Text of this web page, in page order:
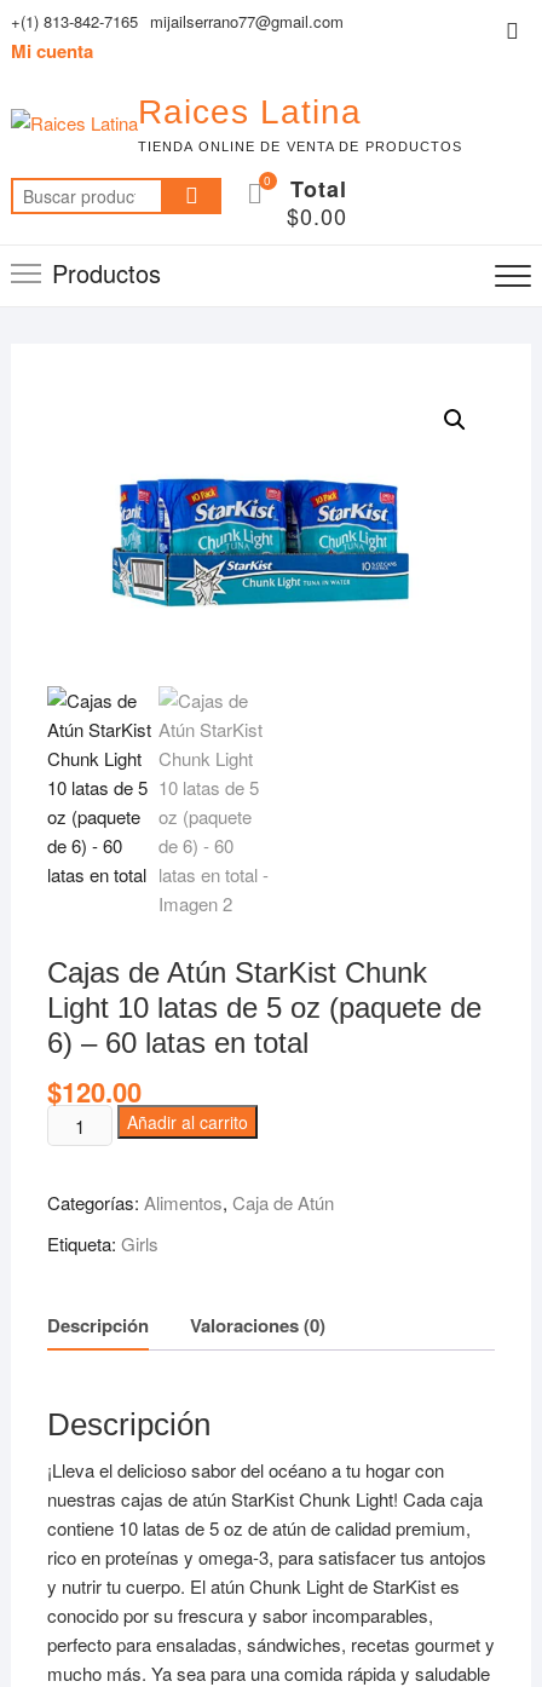
Saltar
+(1) 813-842-7165 mijailserrano77@gmail.com
Mi cuenta
Raices Latina
TIENDA ONLINE DE VENTA DE PRODUCTOS
Buscar
por:
0
Total
$0.00
Productos
Cajas de Atún StarKist Chunk
Light 10 latas de 5 oz (paquete de
6) – 60 latas en total
$120.00
Cajas
de
StarKist
Chunk
Light
latas
de
oz
(paquete
de
6)
-
60
latas
en
total
cantidad
Añadir al carrito
Categorías: Alimentos, Caja de Atún
Etiqueta: Girls
Descripción Valoraciones (0)
Descripción
¡Lleva el delicioso sabor del océano a tu hogar con
nuestras cajas de atún StarKist Chunk Light! Cada caja
contiene 10 latas de 5 oz de atún de calidad premium,
rico en proteínas y omega-3, para satisfacer tus antojos
y nutrir tu cuerpo. El atún Chunk Light de StarKist es
conocido por su frescura y sabor incomparables,
perfecto para ensaladas, sándwiches, recetas gourmet y
mucho más. Ya sea para una comida rápida y saludable